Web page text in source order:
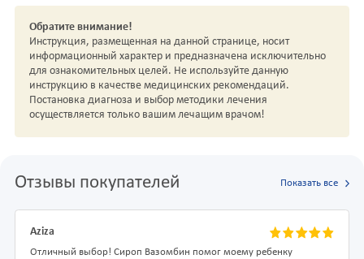
Обратите внимание!
Инструкция, размещенная на данной странице, носит
информационный характер и предназначена исключительно
для ознакомительных целей. Не используйте данную
инструкцию в качестве медицинских рекомендаций.
Постановка диагноза и выбор методики лечения
осуществляется только вашим лечащим врачом!
Отзывы покупателей Показать все
Aziza
Отличный выбор! Сироп Вазомбин помог моему ребенку